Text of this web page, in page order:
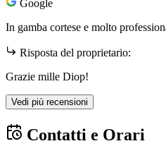
Google
In gamba cortese e molto
Risposta del proprietario:
Grazie mille Diop!
Vedi più recensioni
Contatti e Orari